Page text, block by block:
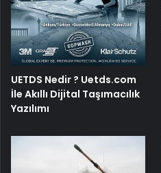
UETDS Nedir ? Uetds.com
İle Akıllı Dijital Taşımacılık
Yazılımı